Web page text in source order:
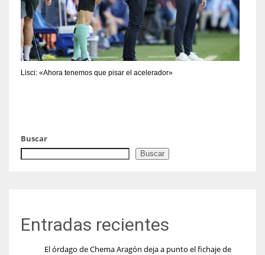
Lisci: «Ahora tenemos que pisar el acelerador»
Buscar
Buscar
Entradas recientes
El órdago de Chema Aragón deja a punto el fichaje de